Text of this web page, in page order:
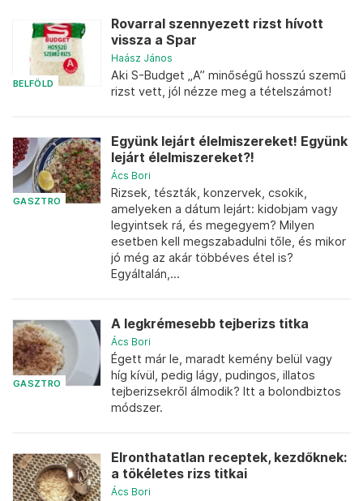
BELFÖLD
Rovarral szennyezett rizst hívott
vissza a Spar
Haász János
Aki S-Budget „A” minőségű hosszú szemű
rizst vett, jól nézze meg a tételszámot!
GASZTRO
Együnk lejárt élelmiszereket! Együnk
lejárt élelmiszereket?!
Ács Bori
Rizsek, tészták, konzervek, csokik,
amelyeken a dátum lejárt: kidobjam vagy
legyintsek rá, és megegyem? Milyen
esetben kell megszabadulni tőle, és mikor
jó még az akár többéves étel is?
Egyáltalán,...
GASZTRO
A legkrémesebb tejberizs titka
Ács Bori
Égett már le, maradt kemény belül vagy
híg kívül, pedig lágy, pudingos, illatos
tejberizsekről álmodik? Itt a bolondbiztos
módszer.
Elronthatatlan receptek, kezdőknek:
a tökéletes rizs titkai
Ács Bori